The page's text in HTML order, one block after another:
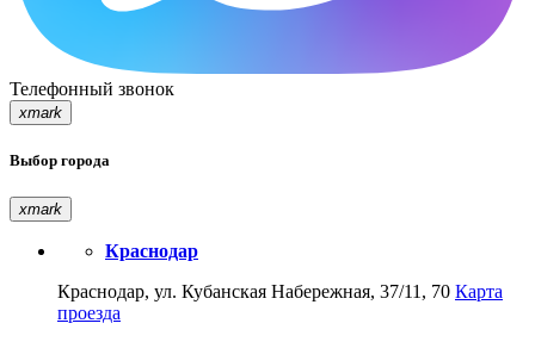
Телефонный звонок
xmark
Выбор города
xmark
Краснодар
Краснодар, ул. Кубанская Набережная, 37/11, 70 Карта
проезда